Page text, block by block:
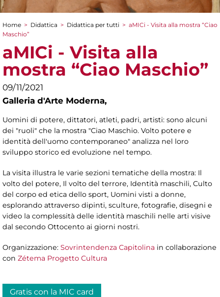
Tu sei qui
Home > Didattica > Didattica per tutti > aMICi - Visita alla mostra “Ciao
Maschio”
aMICi - Visita alla
mostra “Ciao Maschio”
09/11/2021
Galleria d'Arte Moderna,
Uomini di potere, dittatori, atleti, padri, artisti: sono alcuni
dei "ruoli" che la mostra "Ciao Maschio. Volto potere e
identità dell'uomo contemporaneo" analizza nel loro
sviluppo storico ed evoluzione nel tempo.
La visita illustra le varie sezioni tematiche della mostra: Il
volto del potere, Il volto del terrore, Identità maschili, Culto
del corpo ed etica dello sport, Uomini visti a donne,
esplorando attraverso dipinti, sculture, fotografie, disegni e
video la complessità delle identità maschili nelle arti visive
dal secondo Ottocento ai giorni nostri.
Organizzazione: Sovrintendenza Capitolina in collaborazione
con Zétema Progetto Cultura
Gratis con la MIC card